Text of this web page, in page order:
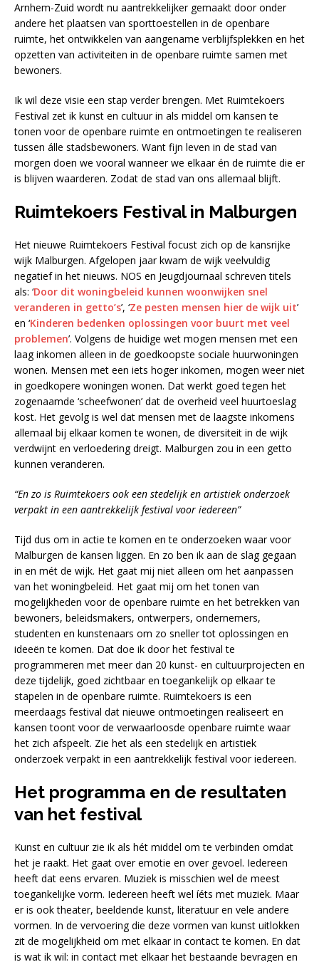
Arnhem-Zuid wordt nu aantrekkelijker gemaakt door onder
andere het plaatsen van sporttoestellen in de openbare
ruimte, het ontwikkelen van aangename verblijfsplekken en het
opzetten van activiteiten in de openbare ruimte samen met
bewoners.
Ik wil deze visie een stap verder brengen. Met Ruimtekoers
Festival zet ik kunst en cultuur in als middel om kansen te
tonen voor de openbare ruimte en ontmoetingen te realiseren
tussen álle stadsbewoners. Want fijn leven in de stad van
morgen doen we vooral wanneer we elkaar én de ruimte die er
is blijven waarderen. Zodat de stad van ons allemaal blijft.
Ruimtekoers Festival in Malburgen
Het nieuwe Ruimtekoers Festival focust zich op de kansrijke
wijk Malburgen. Afgelopen jaar kwam de wijk veelvuldig
negatief in het nieuws. NOS en Jeugdjournaal schreven titels
als: ‘Door dit woningbeleid kunnen woonwijken snel
veranderen in getto’s’, ‘Ze pesten mensen hier de wijk uit’
en ‘Kinderen bedenken oplossingen voor buurt met veel
problemen’. Volgens de huidige wet mogen mensen met een
laag inkomen alleen in de goedkoopste sociale huurwoningen
wonen. Mensen met een iets hoger inkomen, mogen weer niet
in goedkopere woningen wonen. Dat werkt goed tegen het
zogenaamde ‘scheefwonen’ dat de overheid veel huurtoeslag
kost. Het gevolg is wel dat mensen met de laagste inkomens
allemaal bij elkaar komen te wonen, de diversiteit in de wijk
verdwijnt en verloedering dreigt. Malburgen zou in een getto
kunnen veranderen.
“En zo is Ruimtekoers ook een stedelijk en artistiek onderzoek
verpakt in een aantrekkelijk festival voor iedereen”
Tijd dus om in actie te komen en te onderzoeken waar voor
Malburgen de kansen liggen. En zo ben ik aan de slag gegaan
in en mét de wijk. Het gaat mij niet alleen om het aanpassen
van het woningbeleid. Het gaat mij om het tonen van
mogelijkheden voor de openbare ruimte en het betrekken van
bewoners, beleidsmakers, ontwerpers, ondernemers,
studenten en kunstenaars om zo sneller tot oplossingen en
ideeën te komen. Dat doe ik door het festival te
programmeren met meer dan 20 kunst- en cultuurprojecten en
deze tijdelijk, goed zichtbaar en toegankelijk op elkaar te
stapelen in de openbare ruimte. Ruimtekoers is een
meerdaags festival dat nieuwe ontmoetingen realiseert en
kansen toont voor de verwaarloosde openbare ruimte waar
het zich afspeelt. Zie het als een stedelijk en artistiek
onderzoek verpakt in een aantrekkelijk festival voor iedereen.
Het programma en de resultaten
van het festival
Kunst en cultuur zie ik als hét middel om te verbinden omdat
het je raakt. Het gaat over emotie en over gevoel. Iedereen
heeft dat eens ervaren. Muziek is misschien wel de meest
toegankelijke vorm. Iedereen heeft wel íéts met muziek. Maar
er is ook theater, beeldende kunst, literatuur en vele andere
vormen. In de vervoering die deze vormen van kunst uitlokken
zit de mogelijkheid om met elkaar in contact te komen. En dat
is wat ik wil: in contact met elkaar het bestaande bevragen en